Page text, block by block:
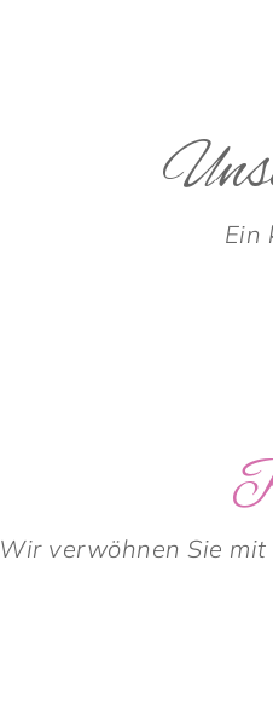
Ein
Wir verwöhnen Sie